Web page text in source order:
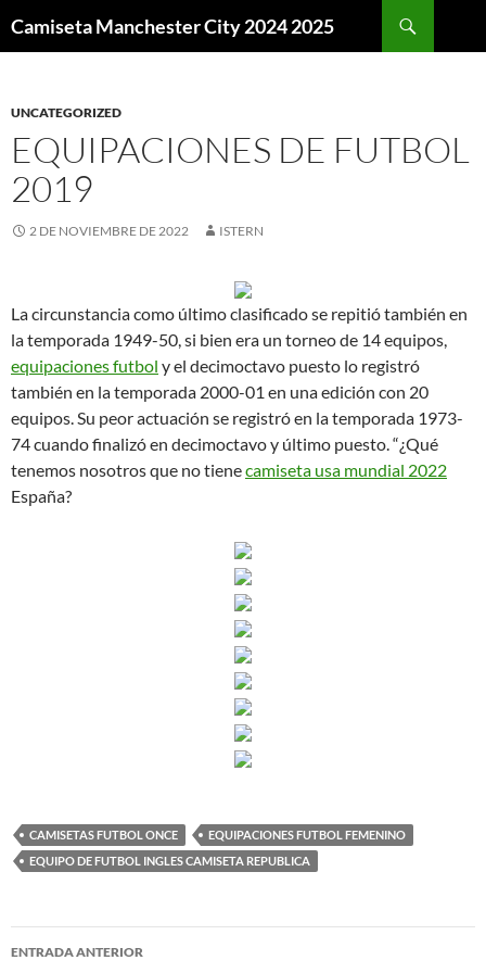
Camiseta Manchester City 2024 2025
UNCATEGORIZED
EQUIPACIONES DE FUTBOL
2019
2 DE NOVIEMBRE DE 2022 ISTERN
La circunstancia como último clasificado se repitió también en
la temporada 1949-50, si bien era un torneo de 14 equipos,
equipaciones futbol y el decimoctavo puesto lo registró
también en la temporada 2000-01 en una edición con 20
equipos. Su peor actuación se registró en la temporada 1973-
74 cuando finalizó en decimoctavo y último puesto. “¿Qué
tenemos nosotros que no tienecamiseta usa mundial 2022
España?
CAMISETAS FUTBOL ONCE
EQUIPACIONES FUTBOL FEMENINO
EQUIPO DE FUTBOL INGLES CAMISETA REPUBLICA
Navegación
ENTRADA ANTERIOR